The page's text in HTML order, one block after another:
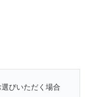
びいただく場合